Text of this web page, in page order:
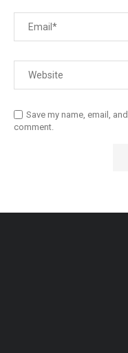
Save my name, email,
comment.